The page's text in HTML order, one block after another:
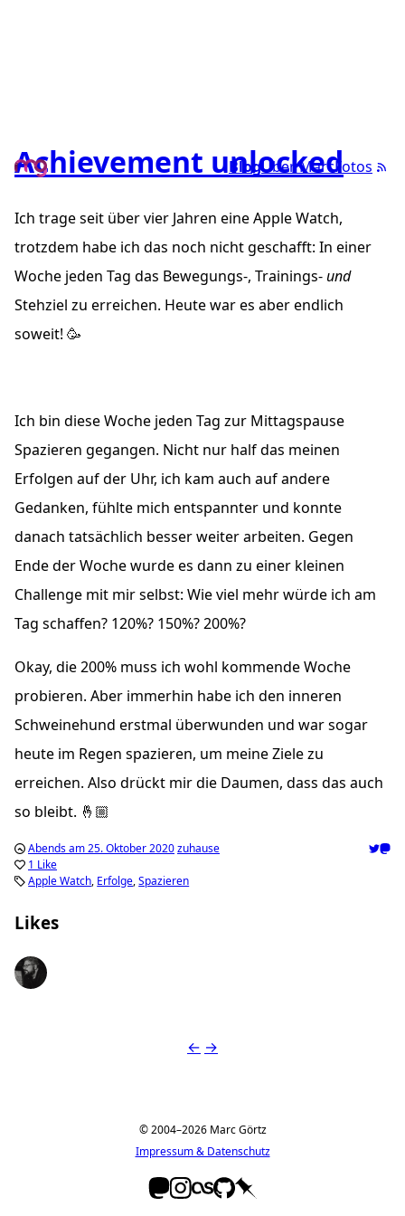
BlogÜber MarcFotos
Achievement unlocked
Ich trage seit über vier Jahren eine Apple Watch,
trotzdem habe ich das noch nicht geschafft: In einer
Woche jeden Tag das Bewegungs-, Trainings-und
Stehziel zu erreichen. Heute war es aber endlich
soweit! 🥳
Ich bin diese Woche jeden Tag zur Mittagspause
Spazieren gegangen. Nicht nur half das meinen
Erfolgen auf der Uhr, ich kam auch auf andere
Gedanken, fühlte mich entspannter und konnte
danach tatsächlich besser weiter arbeiten. Gegen
Ende der Woche wurde es dann zu einer kleinen
Challenge mit mir selbst: Wie viel mehr würde ich am
Tag schaffen? 120%? 150%? 200%?
Okay, die 200% muss ich wohl kommende Woche
probieren. Aber immerhin habe ich den inneren
Schweinehund erstmal überwunden und war sogar
heute im Regen spazieren, um meine Ziele zu
erreichen. Also drückt mir die Daumen, dass das auch
so bleibt. 🤞🏼
Abends am 25. Oktober 2020zuhause
1 Like
Apple Watch Erfolge Spazieren
Likes
← →
© 2004–2026 Marc Görtz
Impressum & Datenschutz